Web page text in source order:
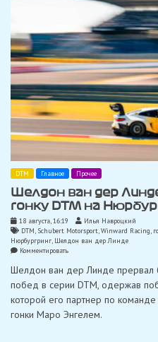
DTM Главное Прочее
Шелдон ван дер
гонку DTM на
18 августа, 16:19
Илья Навроцкий
DTM, Schubert Motorsport,Winward Racing,
Нюрбургринг, Шелдон ван дер Линде
Комментироватьon
ван
дер
Линде
выиграл
гонку
Шелдон ван дер Линде прервал
побед в серии DTM, одержав
которой его партнер по
гонки Маро Энгелем.